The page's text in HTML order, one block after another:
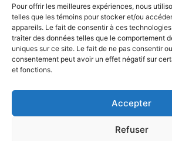
Pour offrir les meilleures expériences, nous
telles que les témoins pour stocker et/ou
appareils. Le fait de consentir à ces
traiter des données telles que le comportement
uniques sur ce site. Le fait de ne pas consentir
consentement peut avoir un effet négatif sur
et fonctions.
Accepter
Refuser
Les éditeurs
Les experts et